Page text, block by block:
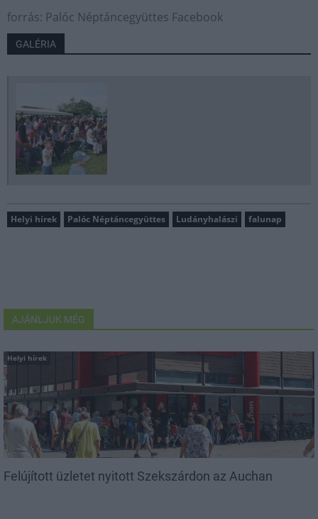
forrás: Palóc Néptáncegyüttes Facebook
GALÉRIA
Helyi hírek Palóc Néptáncegyüttes Ludányhalászi falunap
AJÁNLJUK MÉG
Helyi hírek
Felújított üzletet nyitott Szekszárdon az Auchan